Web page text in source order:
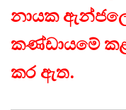
නායක
කණ්ඩායමේ
කර ඇත.